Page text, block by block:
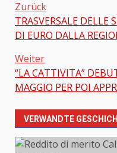
Zurück
TRASVERSALE DELLE
DI EURO DALLA
Weiter
“LA CATTIVITA”
MAGGIO PER POI
VERWANDTE